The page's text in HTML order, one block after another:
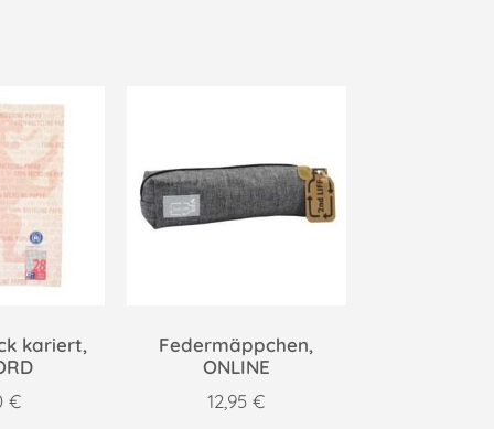
kariert,
€
Federmäppchen,
ONLINE
12,95€